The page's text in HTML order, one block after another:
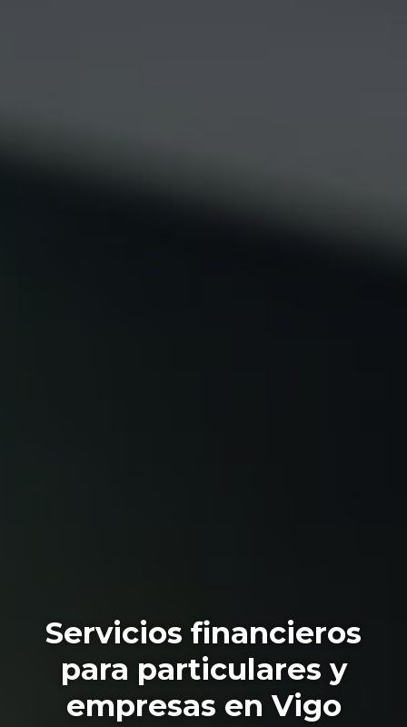
Servicios financieros
para particulares y
empresas en Vigo